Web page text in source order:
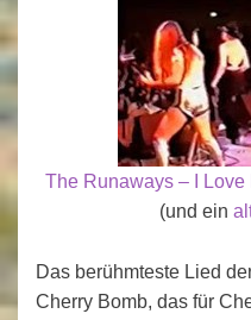
The Runaways – I
(und ein
Das berühmteste Lied
Cherry Bomb, das für